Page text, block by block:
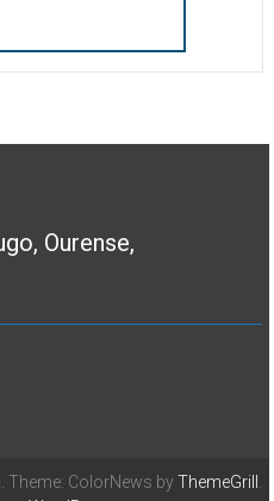
Ourense,
. Theme: ColorNews byThemeGrill